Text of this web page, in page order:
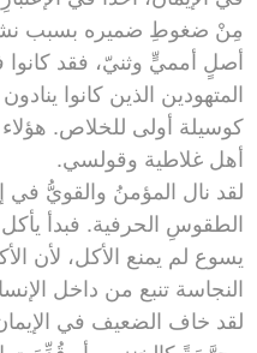
مِنْ ضغوطِ ضميره بسبب
أصلٍ أمميٍّ وثنيّ، فقد
المتهودين الذين كانوا
كوسيلة أولى للخلاص.
أهل غلاطية وقولسي.
لقد نال المؤمنُ والقويُّ في
الطقوسِ الحرفية. فبدأ يأكل
يسوع لم يمنع الأكل، لأن
النجاسة تنبع من داخل الإنسان
لقد خاف الضعيف في